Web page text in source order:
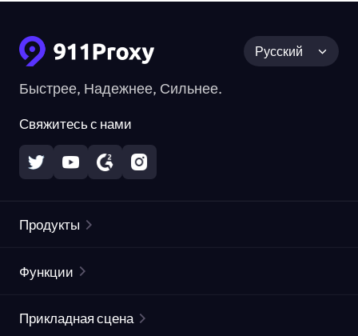
Быстрее, Надежнее, Сильнее.
Свяжитесь с нами
Русский
Продукты
Статические резидентные прокси
Функции
Прикладная сцена